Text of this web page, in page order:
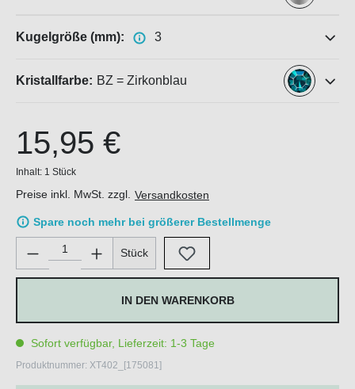
Kugelgröße (mm): 3
Kristallfarbe: BZ = Zirkonblau
15,95 €
Inhalt: 1 Stück
Preise inkl. MwSt. zzgl. Versandkosten
Spare noch mehr bei größerer Bestellmenge
Produkt Anzahl: Gib den gewünschten Wert ein oder
Stück
IN DEN WARENKORB
Sofort verfügbar, Lieferzeit: 1-3 Tage
Produktnummer: XT402_[175081]